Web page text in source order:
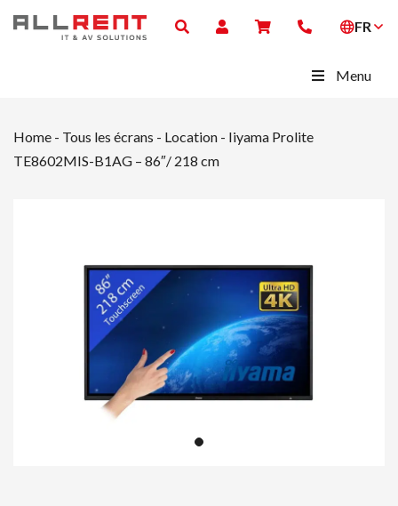
FR
Menu
Home - Tous les écrans - Location - Iiyama Prolite
TE8602MIS-B1AG – 86″/ 218 cm